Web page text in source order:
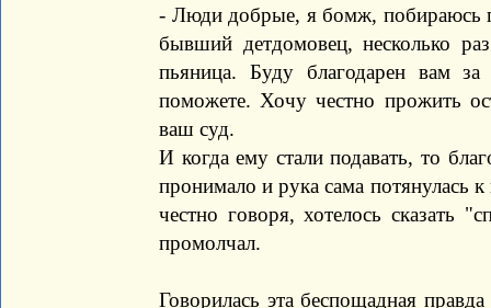
- Люди добрые, я бомж, побираюсь
бывший детдомовец, несколько
пьяница. Буду благодарен вам
поможете. Хочу честно прожить
ваш суд.
И когда ему стали подавать, то
пронимало и рука сама потянулась
честно говоря, хотелось сказать
промолчал.
Говорилась эта беспощадная